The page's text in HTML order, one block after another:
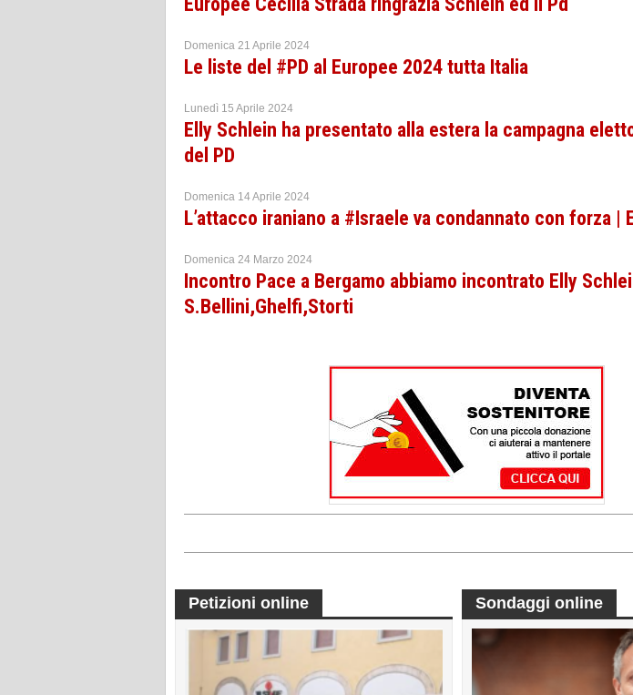
Domenica 21 Aprile 2024
Le liste del #PD al Europee 2024 tutta Italia
Lunedì 15 Aprile 2024
Elly Schlein ha presentato alla estera la campagna
del PD
Domenica 14 Aprile 2024
L’attacco iraniano a #Israele va condannato con forza |
Domenica 24 Marzo 2024
Incontro Pace a Bergamo abbiamo incontrato Elly
S.Bellini,Ghelfi,Storti
Petizioni online Sondaggi online